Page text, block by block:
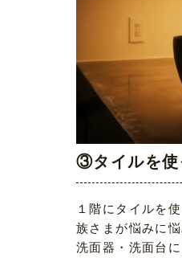
③タイルを使
１階にタイルを
族さまが悩みに
洗面器・洗面台に